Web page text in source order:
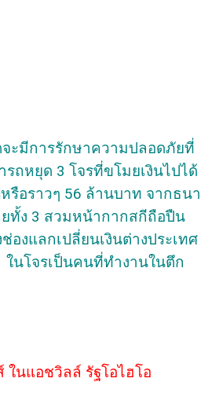
จะมีการรักษาความปลอดภัยที่
ถหยุด 3 โจรที่ขโมยเงินไปได้
รือราวๆ 56 ล้านบาท จากธนา
ทั้ง 3 สวมหน้ากากสกีถือปืน
องแลกเปลี่ยนเงินต่างประเทศ
ในโจรเป็นคนที่ทำงานในตึก
ในแอชวิลล์ รัฐโอไฮโอ